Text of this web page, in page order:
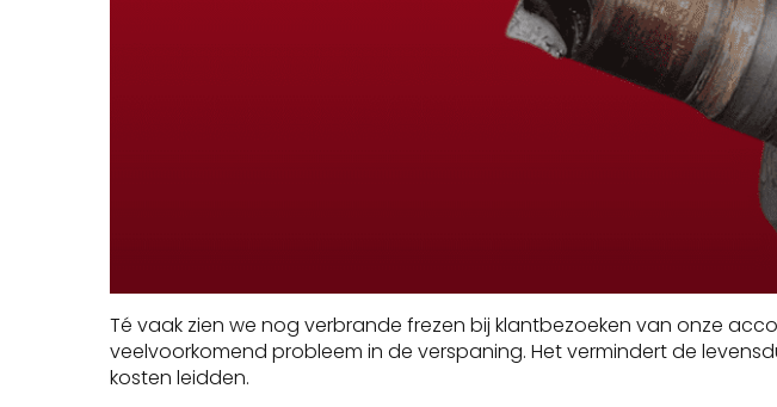
Té vaak zien we nog verbrande frezen bij klantbezoeken van onze
veelvoorkomend probleem in de verspaning. Het vermindert de
kosten leidden.